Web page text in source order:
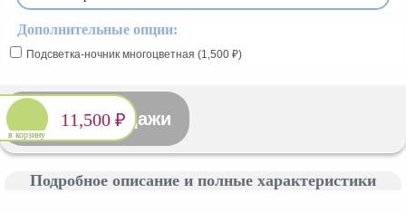
Дополнительные опции:
Подсветка-ночник многоцветная (1,500 ₽)
в корзину
11,500 ₽
Снято с продажи
Подробное описание и полные характеристики